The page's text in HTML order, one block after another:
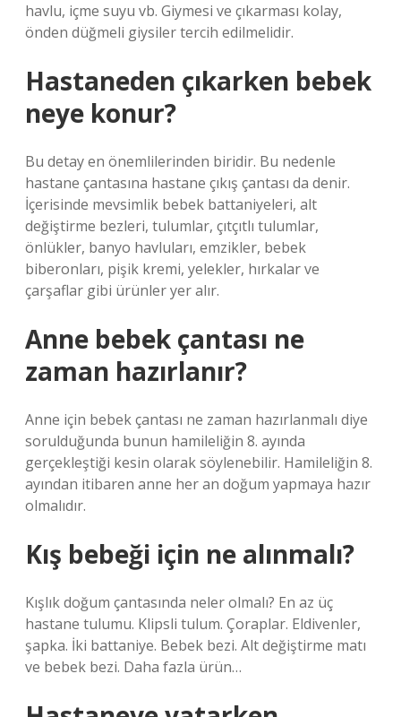
havlu, içme suyu vb. Giymesi ve çıkarması kolay,
önden düğmeli giysiler tercih edilmelidir.
Hastaneden çıkarken bebek
neye konur?
Bu detay en önemlilerinden biridir. Bu nedenle
hastane çantasına hastane çıkış çantası da denir.
İçerisinde mevsimlik bebek battaniyeleri, alt
değiştirme bezleri, tulumlar, çıtçıtlı tulumlar,
önlükler, banyo havluları, emzikler, bebek
biberonları, pişik kremi, yelekler, hırkalar ve
çarşaflar gibi ürünler yer alır.
Anne bebek çantası ne
zaman hazırlanır?
Anne için bebek çantası ne zaman hazırlanmalı diye
sorulduğunda bunun hamileliğin 8. ayında
gerçekleştiği kesin olarak söylenebilir. Hamileliğin 8.
ayından itibaren anne her an doğum yapmaya hazır
olmalıdır.
Kış bebeği için ne alınmalı?
Kışlık doğum çantasında neler olmalı? En az üç
hastane tulumu. Klipsli tulum. Çoraplar. Eldivenler,
şapka. İki battaniye. Bebek bezi. Alt değiştirme matı
ve bebek bezi. Daha fazla ürün…